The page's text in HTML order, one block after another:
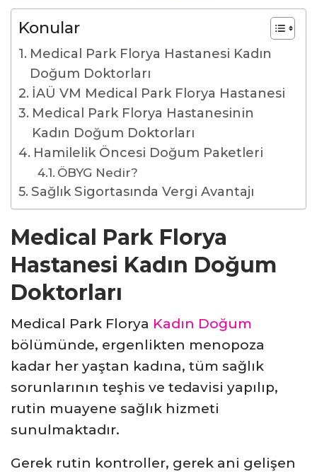
Konular
Medical Park Florya Hastanesi Kadın
Doğum Doktorları
İAÜ VM Medical Park Florya Hastanesi
Medical Park Florya Hastanesinin
Kadın Doğum Doktorları
Hamilelik Öncesi Doğum Paketleri
ÖBYG Nedir?
Sağlık Sigortasında Vergi Avantajı
Medical Park Florya
Hastanesi Kadın Doğum
Doktorları
Medical Park Florya Kadın Doğum
bölümünde, ergenlikten menopoza
kadar her yaştan kadına, tüm sağlık
sorunlarının teşhis ve tedavisi yapılıp,
rutin muayene sağlık hizmeti
sunulmaktadır.
Gerek rutin kontroller, gerek ani gelişen